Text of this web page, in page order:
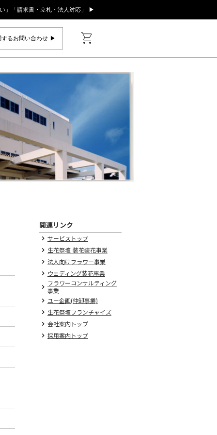
」「請求書・立札・法人対応」 ▶
するお問い合わせ ▶︎ shopping_cart
関連リンク
keyboard_arrow_right サービストップ
keyboard_arrow_right 生花祭壇 装花装花事業
keyboard_arrow_right 法人向けフラワー事業
keyboard_arrow_right ウェディング装花事業
keyboard_arrow_right フラワーコンサルティング
事業
keyboard_arrow_right ユー企画(仲卸事業)
keyboard_arrow_right 生花祭壇フランチャイズ
keyboard_arrow_right 会社案内トップ
keyboard_arrow_right 採用案内トップ